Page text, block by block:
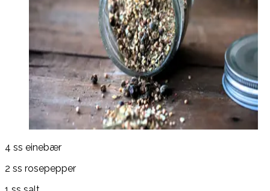
4 ss einebær
2 ss rosepepper